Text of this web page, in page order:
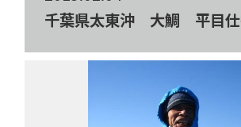
千葉県太東沖 大鯛 平目仕